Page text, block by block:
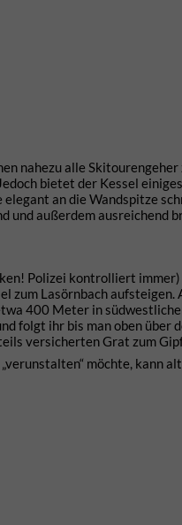
nahezu alle
bietet der Kessel
an die Wandspitze
außerdem ausreichend
Polizei kontrolliert
zum Lasörnbach
400 Meter in
folgt ihr bis man oben
versicherten Grat zum
möchte, kann